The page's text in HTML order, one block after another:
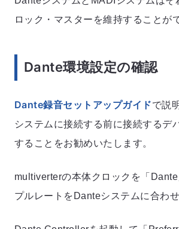
ロック・マスターを維持することが
Dante環境設定の確認
Dante録音セットアップガイドで説
システムに接続する前に接続するデ
することをお勧めいたします。
multiverterの本体クロックを「
プルレートをDanteシステムに合わせ